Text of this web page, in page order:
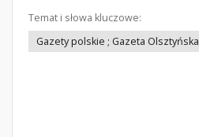
Temat i słowa kluczowe:
Gazety polskie ; Gazeta Olsztyńska